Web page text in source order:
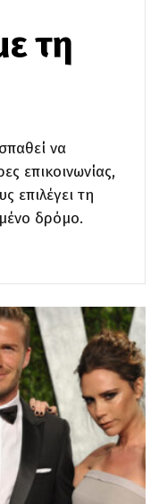
τη
να
επικοινωνίας,
επιλέγει τη
δρόμο.